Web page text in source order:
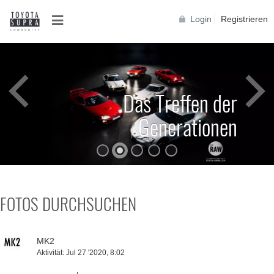
Login Registrieren
Das Treffen der
Generationen
FOTOS DURCHSUCHEN
MK2
Aktivität: Jul 27 '2020, 8:02